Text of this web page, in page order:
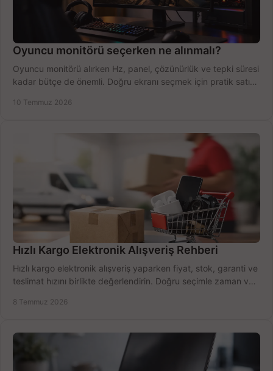
Oyuncu monitörü seçerken ne alınmalı?
Oyuncu monitörü alırken Hz, panel, çözünürlük ve tepki süresi
kadar bütçe de önemli. Doğru ekranı seçmek için pratik satın
10 Temmuz 2026
Hızlı Kargo Elektronik Alışveriş Rehberi
Hızlı kargo elektronik alışveriş yaparken fiyat, stok, garanti ve
teslimat hızını birlikte değerlendirin. Doğru seçimle zaman ve
8 Temmuz 2026